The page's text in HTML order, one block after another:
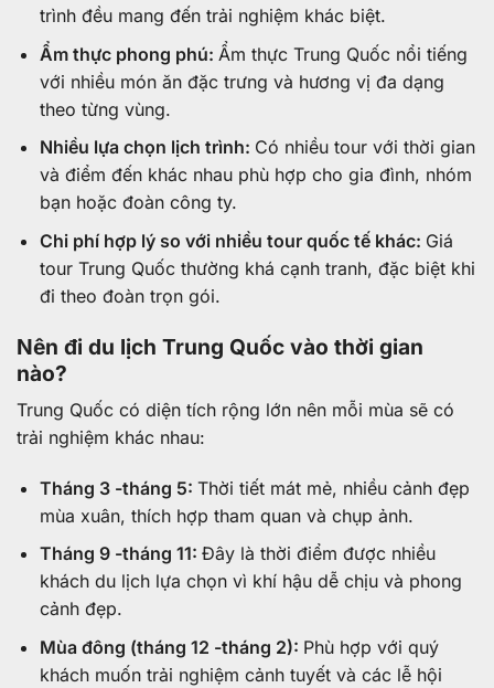
trình đều mang đến trải nghiệm khác biệt.
Ẩm thực phong phú: Ẩm thực Trung Quốc nổi tiếng
với nhiều món ăn đặc trưng và hương vị đa dạng
theo từng vùng.
Nhiều lựa chọn lịch trình: Có nhiều tour với thời gian
và điểm đến khác nhau phù hợp cho gia đình, nhóm
bạn hoặc đoàn công ty.
Chi phí hợp lý so với nhiều tour quốc tế khác: Giá
tour Trung Quốc thường khá cạnh tranh, đặc biệt khi
đi theo đoàn trọn gói.
Nên đi du lịch Trung Quốc vào thời gian
nào?
Trung Quốc có diện tích rộng lớn nên mỗi mùa sẽ có
trải nghiệm khác nhau:
Tháng 3 -tháng 5: Thời tiết mát mẻ, nhiều cảnh đẹp
mùa xuân, thích hợp tham quan và chụp ảnh.
Tháng 9 -tháng 11: Đây là thời điểm được nhiều
khách du lịch lựa chọn vì khí hậu dễ chịu và phong
cảnh đẹp.
Mùa đông (tháng 12 -tháng 2): Phù hợp với quý
khách muốn trải nghiệm cảnh tuyết và các lễ hội